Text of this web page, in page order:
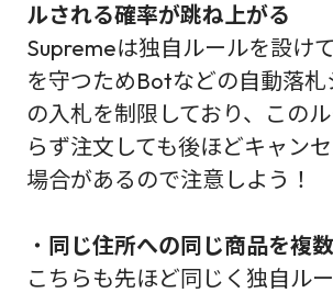
ルされる確率が跳ね上がる
Supremeは独自ルールを設け
を守つためBotなどの自動落札
の入札を制限しており、この
らず注文しても後ほどキャン
場合があるので注意しよう！
・ 同じ住所への同じ商品を複
こちらも先ほど同じく独自ル